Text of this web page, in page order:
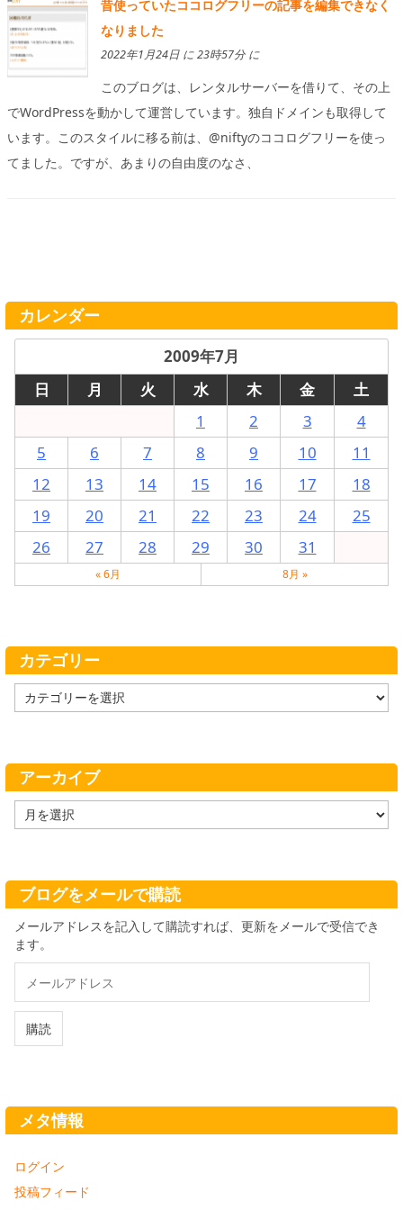
昔使っていたココログフリーの記事を編集できなく
なりました
2022年1月24日 に 23時57分 に
このブログは、レンタルサーバーを借りて、その上
でWordPressを動かして運営しています。独自ドメインも取得して
います。このスタイルに移る前は、@niftyのココログフリーを使っ
てました。ですが、あまりの自由度のなさ、
カレンダー
2009年7月
日
月 火 水 木 金
土
1
2 3
4
5
6 7 8 9 10
11
12
13 14 15 16 17
18
19
20 21 22 23 24
25
26
27 28 29 30 31
« 6月 8月 »
カテゴリー
テ
ー
アーカイブ
ー
ブ
ブログをメールで購読
メールアドレスを記入して購読すれば、更新をメールで受信でき
ます。
ル
ド
購読
メタ情報
ログイン
投稿フィード